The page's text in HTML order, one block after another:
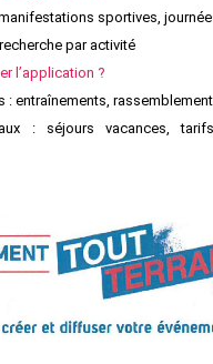
sportives,
par activité
l’application ?
: entraînements,
: séjours vacances,